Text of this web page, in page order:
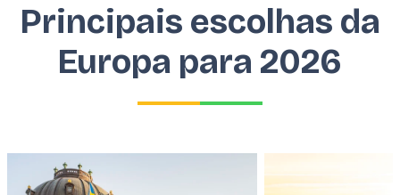
Principais escolhas da
Europa para 2026